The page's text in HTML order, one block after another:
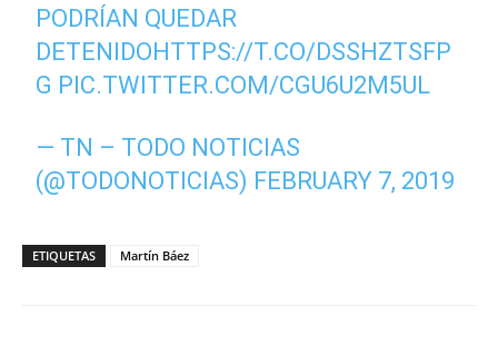
PODRÍAN QUEDAR
DETENIDOHTTPS://T.CO/DSSHZTSFP
G PIC.TWITTER.COM/CGU6U2M5UL
— TN – TODO NOTICIAS
(@TODONOTICIAS) FEBRUARY 7, 2019
ETIQUETAS Martín Báez